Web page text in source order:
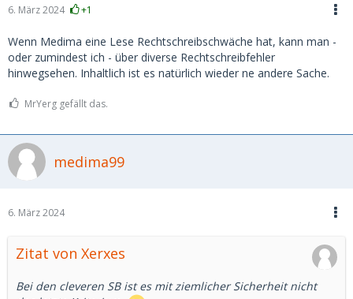
6. März 2024 +1
Wenn Medima eine Lese Rechtschreibschwäche hat, kann man -
oder zumindest ich - über diverse Rechtschreibfehler
hinwegsehen. Inhaltlich ist es natürlich wieder ne andere Sache.
MrYerg gefällt das.
medima99
6. März 2024
Zitat von Xerxes
Bei den cleveren SB ist es mit ziemlicher Sicherheit nicht